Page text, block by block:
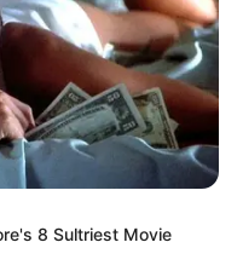
กที่มีพลังช่วยผลักดัน
วยสดงดงาม มีชีวิตที่มี
านะมั่งคงร่ำรวย และ
นเป็นคู่รักที่โดดเด่นน่า
8 Sultriest Movie